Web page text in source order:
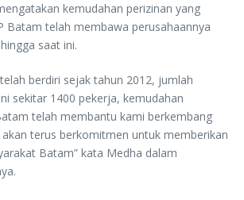
kemudahan perizinan yang
Batam telah membawa perusahaannya
saat ini.
berdiri sejak tahun 2012, jumlah
sekitar 1400 pekerja, kemudahan
telah membantu kami berkembang
terus berkomitmen untuk memberikan
Batam” kata Medha dalam